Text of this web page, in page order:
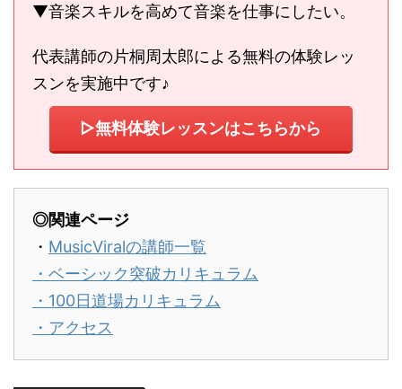
▼音楽スキルを高めて音楽を仕事にしたい。
代表講師の片桐周太郎による無料の体験レッ
スンを実施中です♪
▷無料体験レッスンはこちらから
◎関連ページ
・ MusicViralの講師一覧
・ベーシック突破カリキュラム
・ 100日道場カリキュラム
・ アクセス